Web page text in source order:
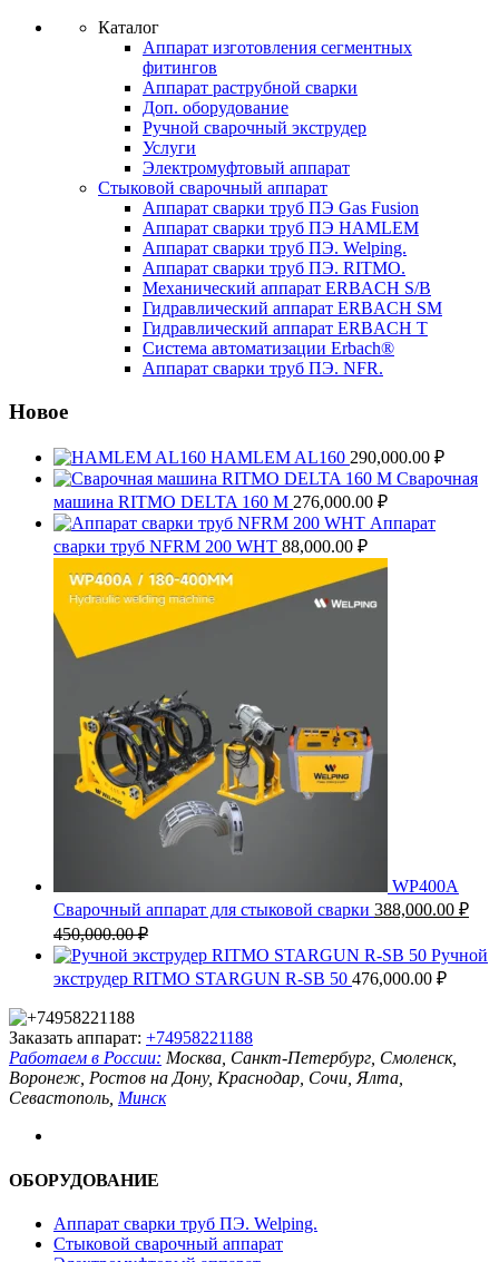
Каталог
Аппарат изготовления сегментных
фитингов
Аппарат раструбной сварки
Доп. оборудование
Ручной сварочный экструдер
Услуги
Электромуфтовый аппарат
Стыковой сварочный аппарат
Аппарат сварки труб ПЭ Gas Fusion
Аппарат сварки труб ПЭ HAMLEM
Аппарат сварки труб ПЭ. Welping.
Аппарат сварки труб ПЭ. RITMO.
Механический аппарат ERBACH S/B
Гидравлический аппарат ERBACH SM
Гидравлический аппарат ERBACH T
Система автоматизации Erbach®
Аппарат сварки труб ПЭ. NFR.
Новое
HAMLEM AL160 290,000.00 ₽
Сварочная
машина RITMO DELTA 160 M 276,000.00 ₽
Аппарат
сварки труб NFRM 200 WHT 88,000.00 ₽
WP400A
Сварочный аппарат для стыковой сварки 388,000.00 ₽
450,000.00₽
Ручной
экструдер RITMO STARGUN R-SB 50 476,000.00 ₽
Заказать аппарат: +74958221188
Работаем в России: Москва, Санкт-Петербург, Смоленск,
Воронеж, Ростов на Дону, Краснодар, Сочи, Ялта,
Севастополь, Минск
ОБОРУДОВАНИЕ
Аппарат сварки труб ПЭ. Welping.
Стыковой сварочный аппарат